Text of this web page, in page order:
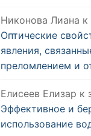
Никонова Лиана к
Оптические
явления,
преломлением и
Елисеев Елизар к
Эффективное и
использование